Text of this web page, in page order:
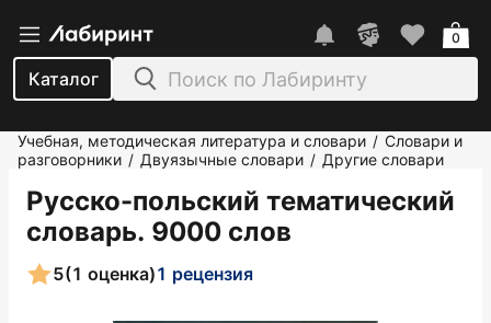
Каталог
0
Учебная, методическая литература и словари / Словари и
разговорники / Двуязычные словари / Другие словари
Русско-польский тематический
словарь. 9000 слов
5(1 оценка)1 рецензия